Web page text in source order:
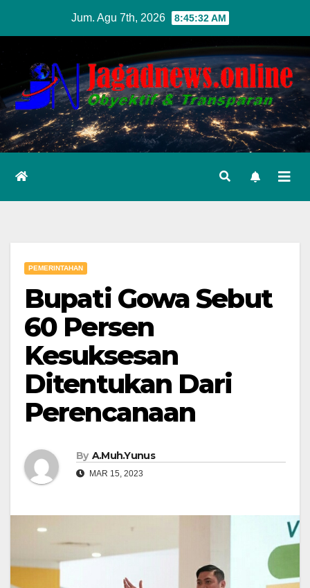
content
Jum. Agu 7th, 2026 8:45:33 AM
PEMERINTAHAN
Bupati Gowa Sebut
60 Persen
Kesuksesan
Ditentukan Dari
Perencanaan
By A.Muh.Yunus
MAR 15, 2023